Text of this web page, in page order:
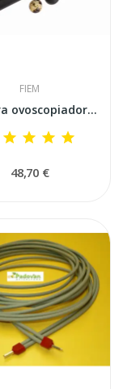
FIEM
Lámpara ovoscopiadora profesional Fiem
48,70 €